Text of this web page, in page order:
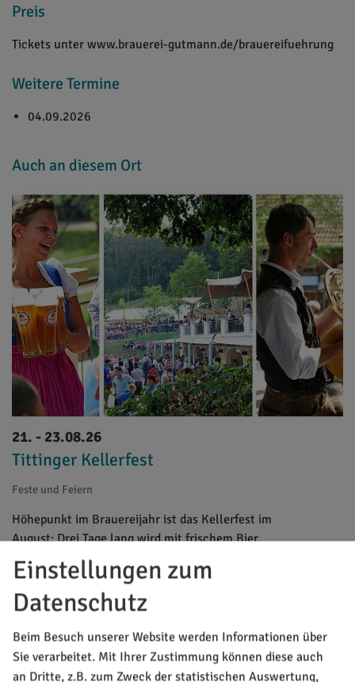
Preis
Tickets unter www.brauerei-gutmann.de/brauereifuehrung
Weitere Termine
04.09.2026
Auch an diesem Ort
21. - 23.08.26
Tittinger Kellerfest
Feste und Feiern
Höhepunkt im Brauereijahr ist das Kellerfest im
August: Drei Tage lang wird mit frischem Bier,
bayerisch-fränkischen Schmankerln und
Stimmungsmusik zünftig gefeiert. Unter den alten
Kastanien lässt es sich gut aushalten; Freitag ab
17.00 Uhr Biergartenbetrieb und Stimmungsabend
mit der ...
Einstellungen zum
Datenschutz
Beim Besuch unserer Website werden Informationen über
Sie verarbeitet. Mit Ihrer Zustimmung können diese auch
an Dritte, z.B. zum Zweck der statistischen Auswertung,